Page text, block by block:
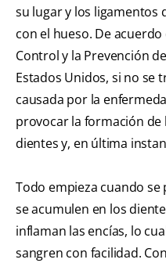
su lugar y los ligamentos
con el hueso. De
Control y la Prevención
Estados Unidos, si no se
causada por la
provocar la formación
dientes y, en última
Todo empieza cuando
se acumulen en los
inflaman las encías, lo
sangren con facilidad.